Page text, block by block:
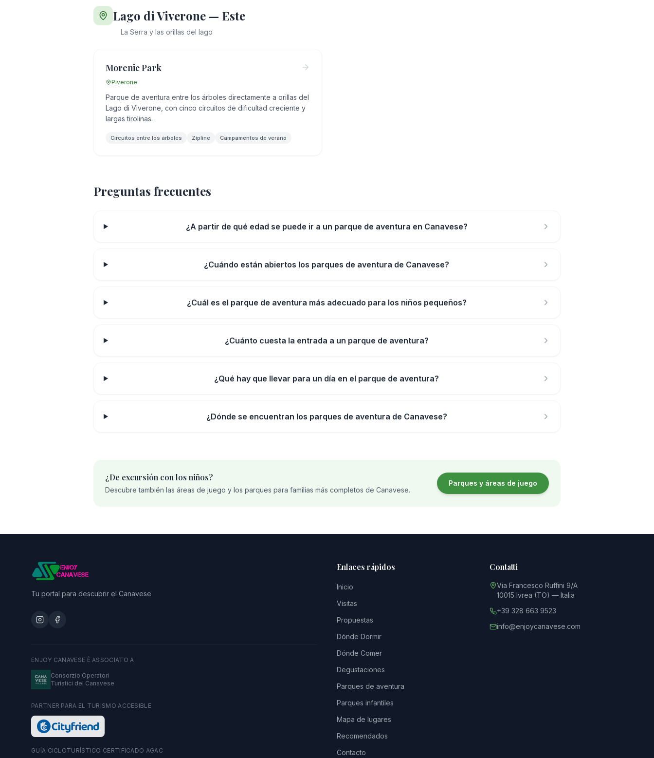
Lago di Viverone — Este
La Serra y las orillas del lago
Morenic Park
Piverone
Parque de aventura entre los árboles directamente a orillas del
Lago di Viverone, con cinco circuitos de dificultad creciente y
largas tirolinas.
Circuitos entre los árboles Zipline Campamentos de verano
Preguntas frecuentes
¿A partir de qué edad se puede ir a un parque de aventura en Canavese?
¿Cuándo están abiertos los parques de aventura de Canavese?
¿Cuál es el parque de aventura más adecuado para los niños pequeños?
¿Cuánto cuesta la entrada a un parque de aventura?
¿Qué hay que llevar para un día en el parque de aventura?
¿Dónde se encuentran los parques de aventura de Canavese?
¿De excursión con los niños?
Descubre también las áreas de juego y los parques para familias más completos de Canavese.
Parques y áreas de juego
Tu portal para descubrir el Canavese
ENJOY CANAVESE È ASSOCIATO A
Consorzio Operatori
Turistici del Canavese
PARTNER PARA EL TURISMO ACCESIBLE
GUÍA CICLOTURÍSTICO CERTIFICADO AGAC
Enlaces rápidos
Inicio
Visitas
Propuestas
Dónde Dormir
Dónde Comer
Degustaciones
Parques de aventura
Parques infantiles
Mapa de lugares
Recomendados
Contacto
Contatti
Via Francesco Ruffini 9/A
10015 Ivrea (TO) — Italia
+39 328 663 9523
info@enjoycanavese.com